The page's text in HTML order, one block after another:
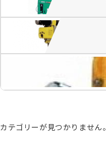
カテゴリーが見つかりません。